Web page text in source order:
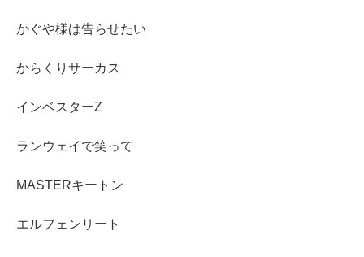
かぐや様は告らせたい
からくりサーカス
インベスターZ
ランウェイで笑って
MASTERキートン
エルフェンリート